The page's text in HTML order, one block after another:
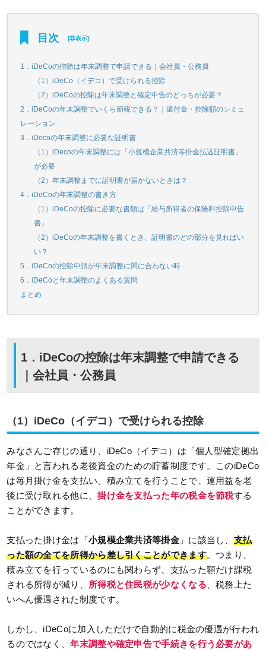
目次 [非表示]
1．iDeCoの控除は年末調整で申請できる｜会社員・公務員
（1）iDeCo（イデコ）で受けられる控除
（2）iDeCoの控除は年末調整と確定申告のどっちが必要？
2．iDeCoの年末調整でいくら節税できる？｜還付金・控除額のシミュ
レーション
3．iDecoの年末調整に必要な証明書
（1）iDecoの年末調整には「小規模企業共済等掛金払込証明書」
が必要
（2）年末調整までに証明書が届かないときは？
4．iDeCoの年末調整の書き方
（1）iDeCoの控除に必要な書類は「給与所得者の保険料控除申告
書」
（2）iDeCoの年末調整を書くとき、証明書のどの部分を見ればい
い？
5．iDeCoの控除申請が年末調整に間に合わない時
6．iDeCoと年末調整のよくある質問
まとめ
1．iDeCoの控除は年末調整で申請できる
｜会社員・公務員
（1）iDeCo（イデコ）で受けられる控除
みなさんご存じの通り、iDeCo（イデコ）は「個人型確定拠出
年金」と言われる老後資金のための貯蓄制度です。このiDeCo
は毎月掛け金を支払い、積み立てを行うことで、運用益を老
後に受け取れる他に、掛け金を支払った年の税金を節税する
ことができます。
支払った掛け金は「小規模企業共済等掛金」に該当し、 支払
った額の全てを所得から差し引くことができます。つまり、
積み立てを行っているのにも関わらず、支払った額だけ課税
される所得が減り、 所得税と住民税が少なくなる 、税務上た
いへん優遇された制度です。
しかし、iDeCoに加入しただけで自動的に税金の優遇が行われ
るのではなく、年末調整や確定申告で手続きを行う必要があ